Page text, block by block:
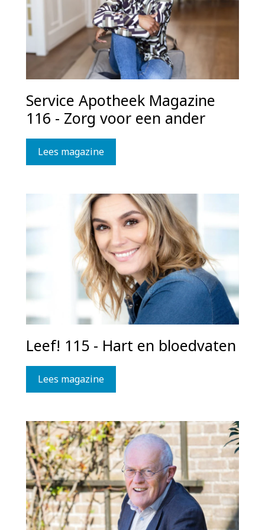
Service Apotheek Magazine
116 - Zorg voor een ander
Lees magazine
Leef! 115 - Hart en bloedvaten
Lees magazine